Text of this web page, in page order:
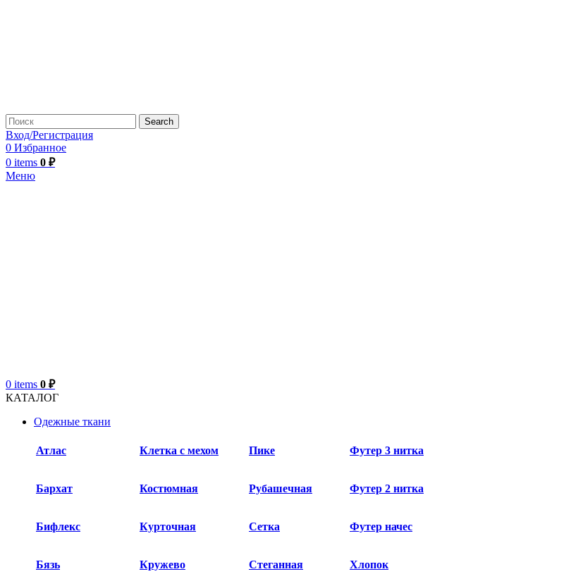
Search
Вход/Регистрация
0 Избранное
0 items 0 ₽
Меню
0 items 0 ₽
КАТАЛОГ
Одежные ткани
Атлас Клетка с мехом Пике Футер 3 нитка
Бархат​ Костюмная Рубашечная Футер 2 нитка
Бифлекс Курточная Сетка Футер начес
Бязь Кружево Стеганная Хлопок